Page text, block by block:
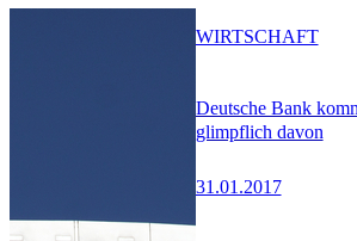
Deutsche Bank
glimpflich davon
31.01.2017
WIRTSCHAFT